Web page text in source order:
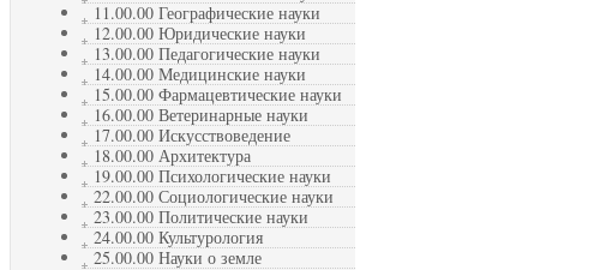
11.00.00 Географические науки
12.00.00 Юридические науки
13.00.00 Педагогические науки
14.00.00 Медицинские науки
15.00.00 Фармацевтические науки
16.00.00 Ветеринарные науки
17.00.00 Искусствоведение
18.00.00 Архитектура
19.00.00 Психологические науки
22.00.00 Социологические науки
23.00.00 Политические науки
24.00.00 Культурология
25.00.00 Науки о земле